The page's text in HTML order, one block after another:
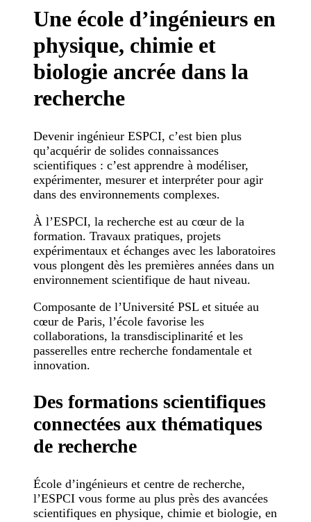
Une école d’ingénieurs en
physique, chimie et
biologie ancrée dans la
recherche
Devenir ingénieur ESPCI, c’est bien plus
qu’acquérir de solides connaissances
scientifiques : c’est apprendre à modéliser,
expérimenter, mesurer et interpréter pour agir
dans des environnements complexes.
À l’ESPCI, la recherche est au cœur de la
formation. Travaux pratiques, projets
expérimentaux et échanges avec les laboratoires
vous plongent dès les premières années dans un
environnement scientifique de haut niveau.
Composante de l’Université PSL et située au
cœur de Paris, l’école favorise les
collaborations, la transdisciplinarité et les
passerelles entre recherche fondamentale et
innovation.
Des formations scientifiques
connectées aux thématiques
de recherche
École d’ingénieurs et centre de recherche,
l’ESPCI vous forme au plus près des avancées
scientifiques en physique, chimie et biologie, en